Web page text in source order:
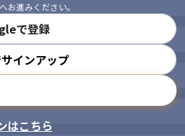
合える方
りたい方
お進みください。
で登録
インアップ
はこちら